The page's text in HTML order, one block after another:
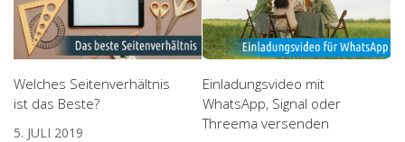
Welches Seitenverhältnis
ist das Beste?
5. JULI 2019
Einladungsvideo mit
WhatsApp, Signal oder
Threema versenden